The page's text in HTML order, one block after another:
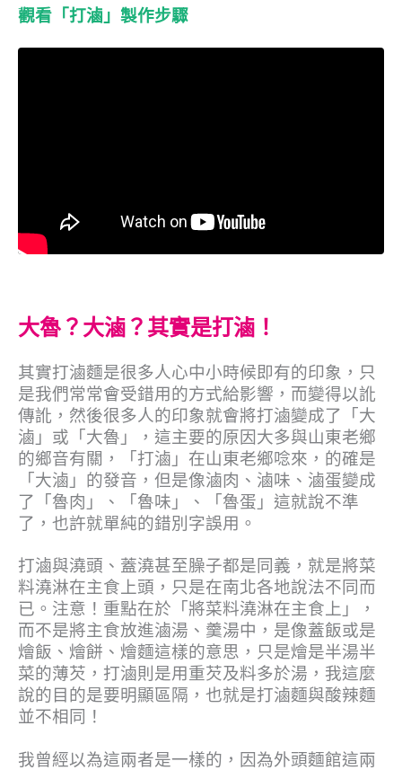
觀看「打滷」製作步驟
大魯？大滷？其實是打滷！
其實打滷麵是很多人心中小時候即有的印象，只
是我們常常會受錯用的方式給影響，而變得以訛
傳訛，然後很多人的印象就會將打滷變成了「大
滷」或「大魯」，這主要的原因大多與山東老鄉
的鄉音有關，「打滷」在山東老鄉唸來，的確是
「大滷」的發音，但是像滷肉、滷味、滷蛋變成
了「魯肉」、「魯味」、「魯蛋」這就說不準
了，也許就單純的錯別字誤用。
打滷與澆頭、蓋澆甚至臊子都是同義，就是將菜
料澆淋在主食上頭，只是在南北各地說法不同而
已。注意！重點在於「將菜料澆淋在主食上」，
而不是將主食放進滷湯、羹湯中，是像蓋飯或是
燴飯、燴餅、燴麵這樣的意思，只是燴是半湯半
菜的薄芡，打滷則是用重芡及料多於湯，我這麼
說的目的是要明顯區隔，也就是打滷麵與酸辣麵
並不相同！
我曾經以為這兩者是一樣的，因為外頭麵館這兩